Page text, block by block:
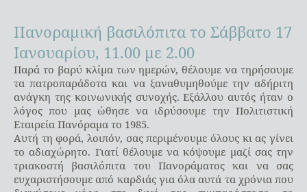
Πανοραμική βασιλόπιτα το Σάββατο 17
Ιανουαρίου, 11.00 με 2.00
Παρά το βαρύ κλίμα των ημερών, θέλουμε να τηρήσουμε
τα πατροπαράδοτα και να ξαναθυμηθούμε την αδήριτη
ανάγκη της κοινωνικής συνοχής. Εξάλλου αυτός ήταν ο
λόγος που μας ώθησε να ιδρύσουμε την Πολιτιστική
Εταιρεία Πανόραμα το 1985.
Αυτή τη φορά, λοιπόν, σας περιμένουμε όλους κι ας γίνει
το αδιαχώρητο. Γιατί θέλουμε να κόψουμε μαζί σας την
τριακοστή βασιλόπιτα του Πανοράματος και να σας
ευχαριστήσουμε από καρδιάς για όλα αυτά τα χρόνια που